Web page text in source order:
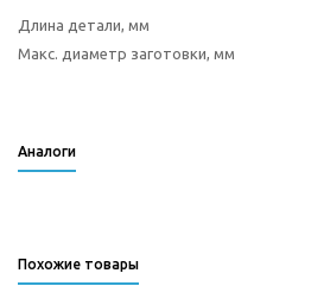
Длина детали, мм
Макс. диаметр заготовки, мм
Аналоги
Похожие товары